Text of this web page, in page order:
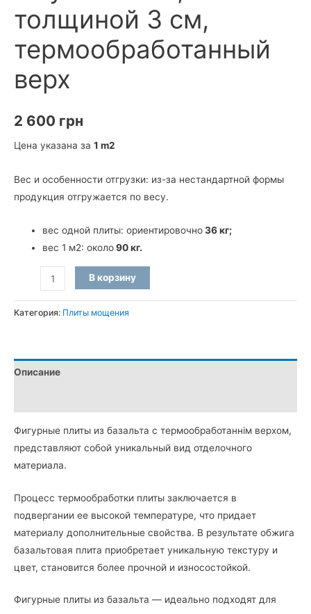
толщиной 3 см,
термообработанный
верх
2 600 грн
Цена указана за 1 m2
Вес и особенности отгрузки: из-за нестандартной формы
продукция отгружается по весу.
вес одной плиты: ориентировочно36 кг;
вес 1 м2: около90 кг.
Количество
товара
Фигурные
Базальта
в
5-
ти
угольника,
толщиной
см,
термообработанный
верх
В корзину
Категория: Плиты мощения
Описание
Фигурные плиты из базальта с термообработаннім верхом,
представляют собой уникальный вид отделочного
материала.
Процесс термообработки плиты заключается в
подвергании ее высокой температуре, что придает
материалу дополнительные свойства. В результате обжига
базальтовая плита приобретает уникальную текстуру и
цвет, становится более прочной и износостойкой.
Фигурные плиты из базальта — идеально подходят для